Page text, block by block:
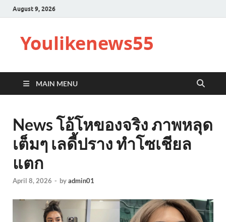
August 9, 2026
Youlikenews55
MAIN MENU
News โอ้โหของจริง ภาพหลุด
เต็มๆ เลดี้ปราง ทำโซเชียล
แตก
April 8, 2026 - byadmin01